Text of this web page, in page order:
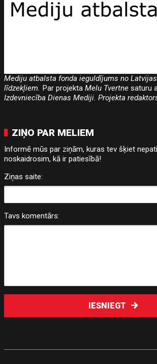
Mediju atbalsta fonda ieguldījums no
līdzekļiem. Par projektaMelu Tvertnesaturu
Izdevniecība Dienas Mediji. Projekta
ZIŅO PAR MELIEM
Informē mūs par ziņām, kuras tev šķiet
noskaidrosim, kā ir patiesībā!
Ziņas saite:
Tavs komentārs:
IESNIEGT